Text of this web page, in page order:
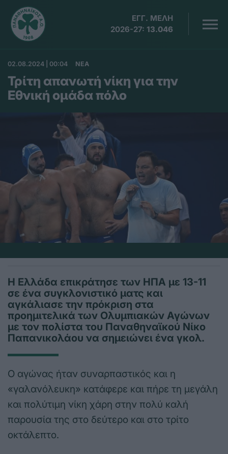
ΕΓΓ. ΜΕΛΗ
2026-27: 13.046
02.08.2024 | 00:04 ΝΕΑ
Τρίτη απανωτή νίκη για την
Εθνική ομάδα πόλο
Η Ελλάδα επικράτησε των ΗΠΑ με 13-11
σε ένα συγκλονιστικό ματς και
αγκάλιασε την πρόκριση στα
προημιτελικά των Ολυμπιακών Αγώνων
με τον πολίστα του Παναθηναϊκού Νίκο
Παπανικολάου να σημειώνει ένα γκολ.
Ο αγώνας ήταν συναρπαστικός και η
«γαλανόλευκη» κατάφερε και πήρε τη μεγάλη
και πολύτιμη νίκη χάρη στην πολύ καλή
παρουσία της στο δεύτερο και στο τρίτο
οκτάλεπτο.